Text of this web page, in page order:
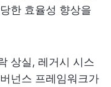
한 효율성 향상을
상실, 레거시 시스
넌스 프레임워크가